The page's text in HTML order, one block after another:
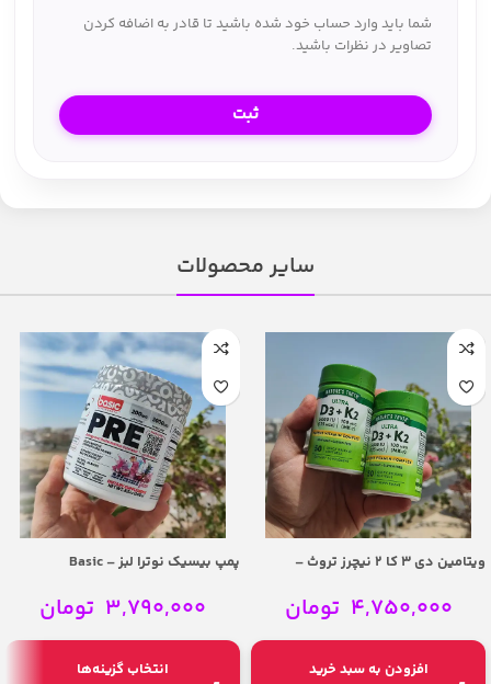
شما باید وارد حساب خود شده باشید تا قادر به اضافه کردن
تصاویر در نظرات باشید.
سایر محصولات
ویتامین دی 3 کا 2 نیچرز تروث –
Softgels
4,750,000 تومان
افزودن به سبد خرید
پمپ بیسیک نوترا لبز – Basic
3,790,000 تومان
انتخاب گزینه‌ها